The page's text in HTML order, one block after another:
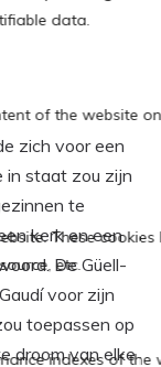
zich voor een
in staat zou zijn
te
kerk en een
De Güell-
voor zijn
toepassen op
droom van elke